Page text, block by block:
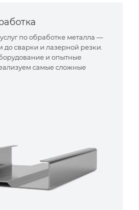
по обработке металла —
до сварки и лазерной резки.
и опытные
самые сложные